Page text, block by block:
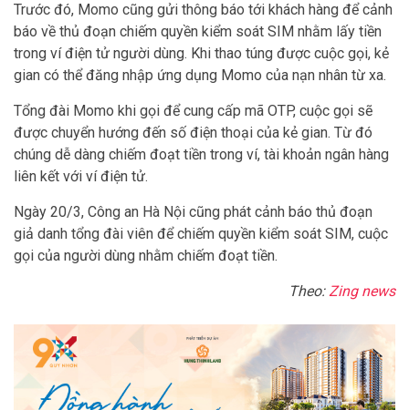
Trước đó, Momo cũng gửi thông báo tới khách hàng để cảnh
báo về thủ đoạn chiếm quyền kiểm soát SIM nhằm lấy tiền
trong ví điện tử người dùng. Khi thao túng được cuộc gọi, kẻ
gian có thể đăng nhập ứng dụng Momo của nạn nhân từ xa.
Tổng đài Momo khi gọi để cung cấp mã OTP, cuộc gọi sẽ
được chuyển hướng đến số điện thoại của kẻ gian. Từ đó
chúng dễ dàng chiếm đoạt tiền trong ví, tài khoản ngân hàng
liên kết với ví điện tử.
Ngày 20/3, Công an Hà Nội cũng phát cảnh báo thủ đoạn
giả danh tổng đài viên để chiếm quyền kiểm soát SIM, cuộc
gọi của người dùng nhằm chiếm đoạt tiền.
Theo:Zing news